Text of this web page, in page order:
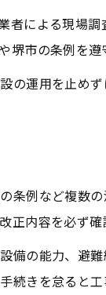
者による現場
市の条例を
の運用を止め
条例など複数
内容を必ず確
備の能力、避
きを怠ると